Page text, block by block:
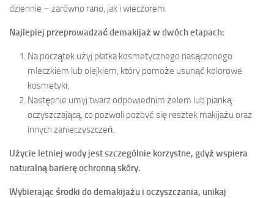
dziennie – zarówno rano, jak i wieczorem.
Najlepiej przeprowadzać demakijaż w dwóch etapach:
Na początek użyj płatka kosmetycznego nasączonego
mleczkiem lub olejkiem, który pomoże usunąć kolorowe
kosmetyki,
Następnie umyj twarz odpowiednim żelem lub pianką
oczyszczającą, co pozwoli pozbyć się resztek makijażu oraz
innych zanieczyszczeń.
Użycie letniej wody jest szczególnie korzystne, gdyż wspiera
naturalną barierę ochronną skóry.
Wybierając środki do demakijażu i oczyszczania, unikaj